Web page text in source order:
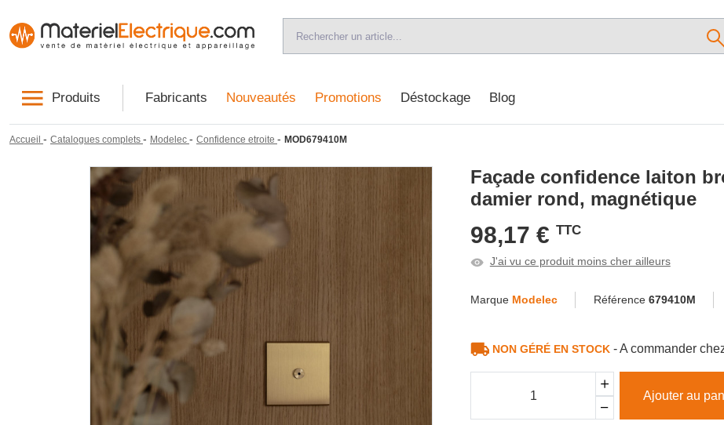
Produits Fabricants Nouveautés Promotions Déstockage Blog
Accueil - Catalogues complets - Modelec - Confidence etroite - MOD679410M
Façade confidence laiton
damier rond, magnétique
98,17 € TTC
J'ai vu ce produit moins cher ailleurs
Marque Modelec Référence 679410M
NON GÉRÉ EN STOCK- A commander
Ajouter au